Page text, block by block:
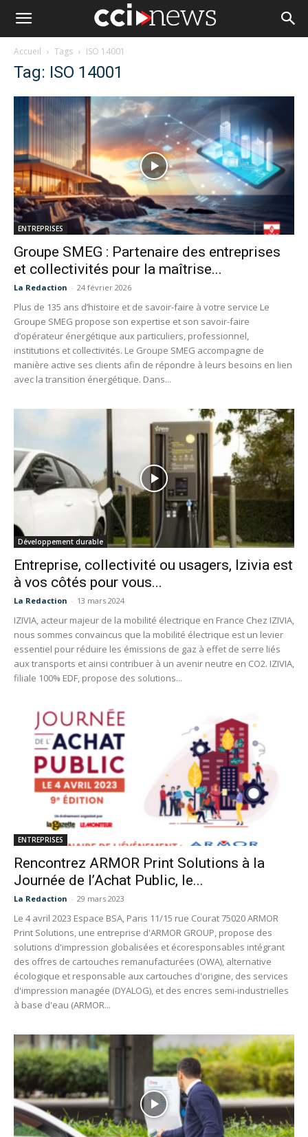
Accueil Tags ISO 14001
Tag: ISO 14001
ENTREPRISES
Groupe SMEG : Partenaire des entreprises
et collectivités pour la maîtrise...
La Redaction - 24 février 2026
Plus de 135 ans d’histoire et de savoir-faire à votre service Le
Groupe SMEG propose son expertise et son savoir-faire
d’opérateur énergétique aux particuliers, professionnel,
institutions et collectivités. Le Groupe SMEG accompagne de
manière active ses clients afin de répondre à leurs besoins en lien
avec la transition énergétique. Dans...
Développement durable
Entreprise, collectivité ou usagers, Izivia est
à vos côtés pour vous...
La Redaction - 13 mars 2024
IZIVIA, acteur majeur de la mobilité électrique en France Chez IZIVIA,
nous sommes convaincus que la mobilité électrique est un levier
essentiel pour réduire les émissions de gaz à effet de serre liés
aux transports et ainsi contribuer à un avenir neutre en CO2. IZIVIA,
filiale 100% EDF, propose des solutions...
ENTREPRISES
Rencontrez ARMOR Print Solutions à la
Journée de l’Achat Public, le...
La Redaction - 29 mars 2023
Le 4 avril 2023 Espace BSA, Paris 11/15 rue Courat 75020 ARMOR
Print Solutions, une entreprise d'ARMOR GROUP, propose des
solutions d'impression globalisées et écoresponsables intégrant
des offres de cartouches remanufacturées (OWA), alternative
écologique et responsable aux cartouches d'origine, des services
d'impression managée (DYALOG), et des encres semi-industrielles
à base d'eau (ARMOR...